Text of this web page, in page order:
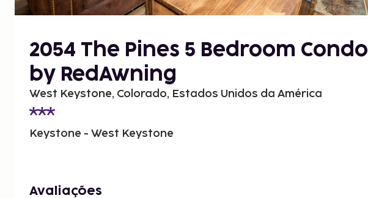
2054 The Pines 5 Bedroom Condo
by RedAwning
West Keystone, Colorado, Estados Unidos da América
Keystone - West Keystone
Avaliações